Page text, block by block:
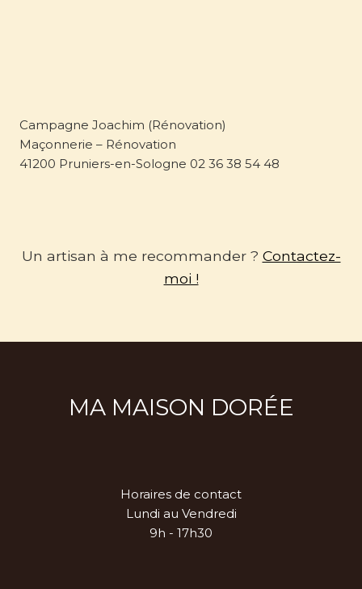
Campagne Joachim (Rénovation)
Maçonnerie – Rénovation
41200 Pruniers-en-Sologne 02 36 38 54 48
Un artisan à me recommander ? Contactez-
moi !
MA MAISON DORÉE
Horaires de contact
Lundi au Vendredi
9h - 17h30